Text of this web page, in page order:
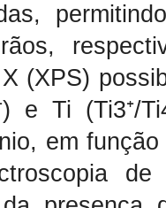
(XPS)
e Ti (Ti3⁺/
em